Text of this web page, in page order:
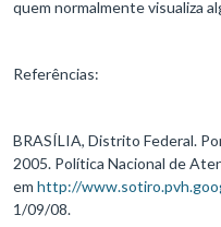
quem normalmente visualiza
Referências:
BRASÍLIA, Distrito Federal.
2005. Política Nacional de
em http://
1/09/08.